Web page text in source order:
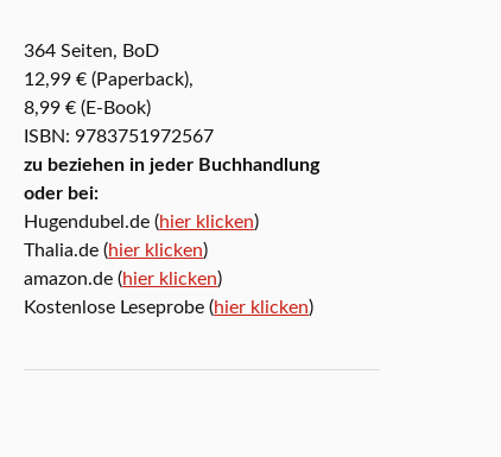
364 Seiten, BoD
12,99 € (Paperback),
8,99 € (E-Book)
ISBN: 9783751972567
zu beziehen in jeder Buchhandlung
oder bei:
Hugendubel.de (hier klicken)
Thalia.de (hier klicken)
amazon.de (hier klicken)
Kostenlose Leseprobe (hier klicken)